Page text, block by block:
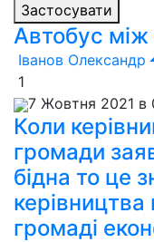
Застосувати
Автобус
Іванов Олександр
1
7 Жовтня 2021 в
Коли
громади
бідна то це
керівництва
громаді